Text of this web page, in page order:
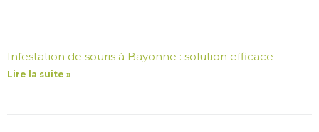
Infestation de souris à Bayonne : solution efficace
Lire la suite »